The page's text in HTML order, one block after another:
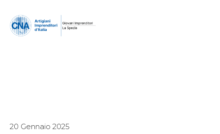
20 Gennaio 2025